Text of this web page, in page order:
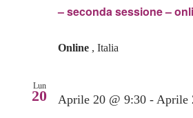
– seconda sessione –
Online , Italia
Lun
20 Aprile 20 @ 9:30 - Aprile